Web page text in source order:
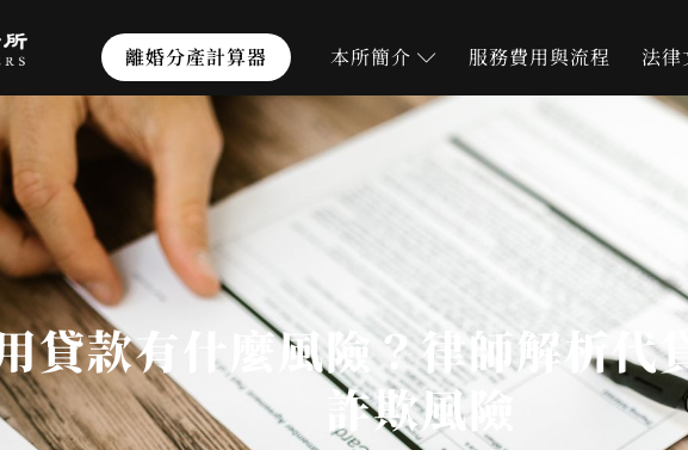
離婚分產計算器 本所簡介 服務費用與流程 法律
貸款有什麼風險？律師解析代
詐欺風險